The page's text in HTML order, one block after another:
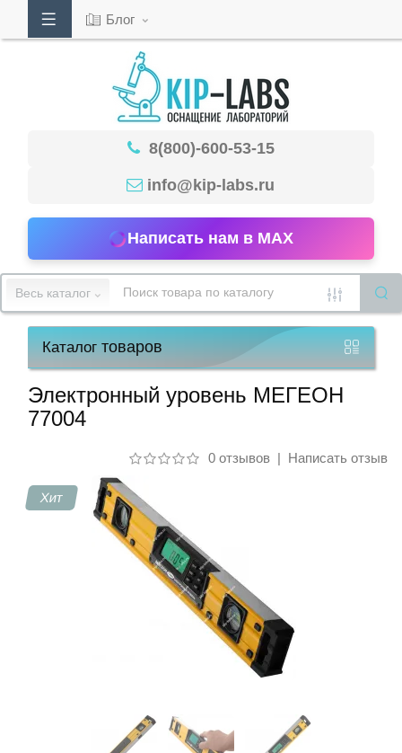
53-
15
работы
Блог
8(800)-600-53-15
info@kip-labs.ru
Написать нам в MAX
Весь каталог
Каталогтоваров
Электронный уровень МЕГЕОН
77004
0 отзывов| Написать отзыв
Хит